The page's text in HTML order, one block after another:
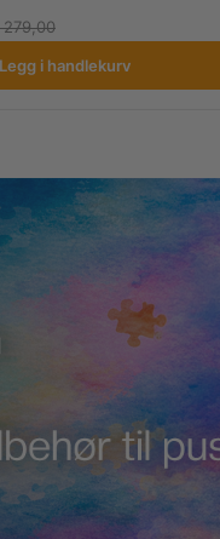
279,00
Legg i handlekurv